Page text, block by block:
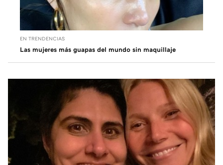
EN TRENDENCIAS
Las mujeres más guapas del mundo sin maquillaje